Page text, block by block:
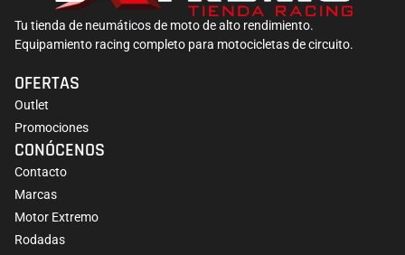
Tu tienda de neumáticos de moto de alto rendimiento.
Equipamiento racing completo para motocicletas de circuito.
OFERTAS
Outlet
Promociones
CONÓCENOS
Contacto
Marcas
Motor Extremo
Rodadas